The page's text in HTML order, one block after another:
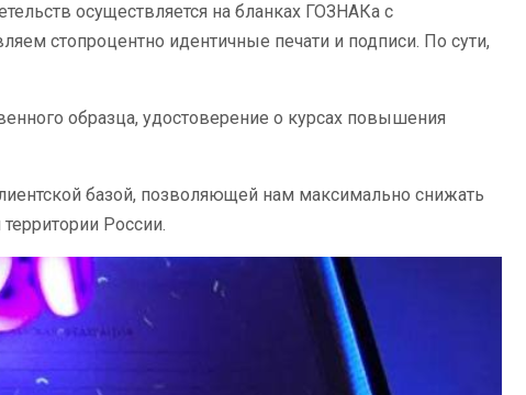
осуществляется на бланках ГОЗНАКа с
стопроцентно идентичные печати и подписи. По сути,
образца, удостоверение о курсах повышения
базой, позволяющей нам максимально снижать
России.